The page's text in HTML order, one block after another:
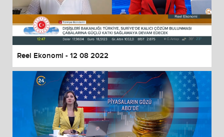
Reel Ekonomi - 12 08 2022